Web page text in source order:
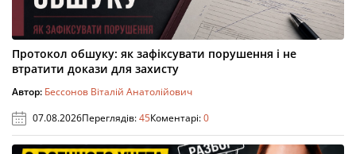
Протокол обшуку: як зафіксувати порушення і не
втратити докази для захисту
Автор: Бессонов Віталій Анатолійович
07.08.2026Переглядів:45Коментарі:0